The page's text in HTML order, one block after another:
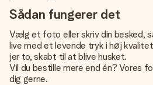
Sådan fungerer det
Vælg et foto eller skriv din besked,
live med et levende tryk i høj
jer to, skabt til at blive husket.
Vil du bestille mere end én? Vores
dig gerne.